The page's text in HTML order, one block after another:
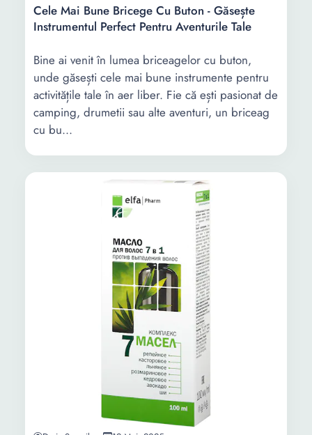
Cele Mai Bune Bricege Cu Buton - Găsește
Instrumentul Perfect Pentru Aventurile Tale
Bine ai venit în lumea briceagelor cu buton,
unde găsești cele mai bune instrumente pentru
activitățile tale în aer liber. Fie că ești pasionat de
camping, drumetii sau alte aventuri, un briceag
cu bu...